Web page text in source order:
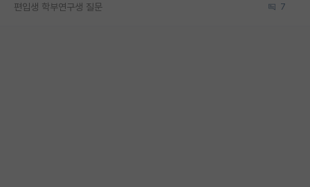
편입생 학부연구생 질문 7